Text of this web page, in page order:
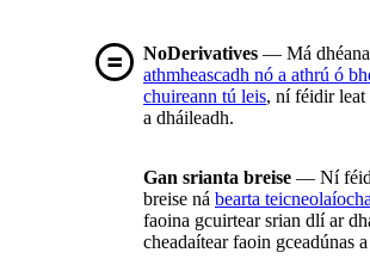
NoDerivatives — Má
athmheascadh nó a athrú ó
chuireann tú leis, ní féidir leat
a dháileadh.
Gan srianta breise — Ní
breise ná bearta teicneolaíocha
faoina gcuirtear srian dlí ar
cheadaítear faoin gceadúnas